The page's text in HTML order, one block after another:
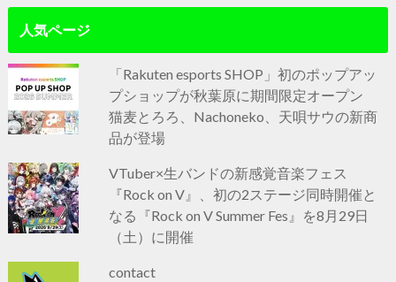
人気ページ
「Rakuten esports SHOP」初のポップアッ
プショップが秋葉原に期間限定オープン
猫麦とろろ、Nachoneko、天唄サウの新商
品が登場
VTuber×生バンドの新感覚音楽フェス
『Rock on V』、初の2ステージ同時開催と
なる『Rock on V Summer Fes』を8月29日
（土）に開催
contact